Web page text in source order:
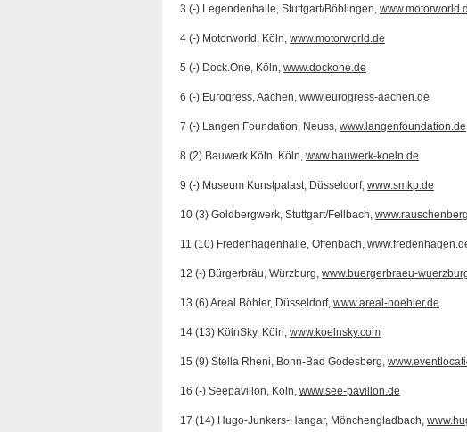
3 (-) Legendenhalle, Stuttgart/Böblingen,
4 (-) Motorworld, Köln, www.motorworld.de
5 (-) Dock.One, Köln, www.dockone.de
6 (-) Eurogress, Aachen, www.eurogress-aachen.de
7 (-) Langen Foundation, Neuss, www.langenfoundation.de
8 (2) Bauwerk Köln, Köln, www.bauwerk-koeln.de
9 (-) Museum Kunstpalast, Düsseldorf, www.smkp.de
10 (3) Goldbergwerk, Stuttgart/Fellbach,
11 (10) Fredenhagenhalle, Offenbach,
12 (-) Bürgerbräu, Würzburg, www.buergerbraeu-
13 (6) Areal Böhler, Düsseldorf, www.areal-boehler.de
14 (13) KölnSky, Köln, www.koelnsky.com
15 (9) Stella Rheni, Bonn-Bad Godesberg,
16 (-) Seepavillon, Köln, www.see-pavillon.de
17 (14) Hugo-Junkers-Hangar, Mönchengladbach,